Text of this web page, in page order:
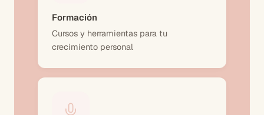
Formación
Cursos y herramientas para tu
crecimiento personal